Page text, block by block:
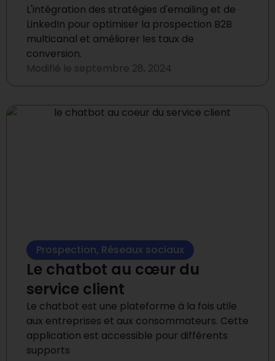
L'intégration des stratégies d'emailing et de
LinkedIn pour optimiser la prospection B2B
multicanal et améliorer les taux de
conversion.
Modifié le septembre 28, 2024
Prospection, Réseaux sociaux
Le chatbot au cœur du
service client
Le chatbot est une plateforme à la fois utile
aux entreprises et aux consommateurs. Cette
application est accessible pour différents
supports